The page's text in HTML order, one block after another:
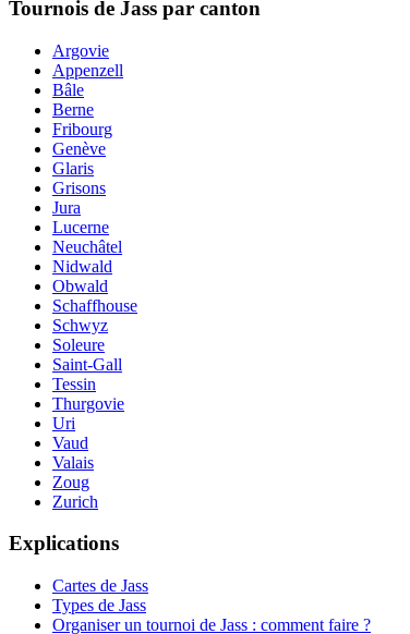
Tournois de Jass par canton
Argovie
Appenzell
Bâle
Berne
Fribourg
Genève
Glaris
Grisons
Jura
Lucerne
Neuchâtel
Nidwald
Obwald
Schaffhouse
Schwyz
Soleure
Saint-Gall
Tessin
Thurgovie
Uri
Vaud
Valais
Zoug
Zurich
Explications
Cartes de Jass
Types de Jass
Organiser un tournoi de Jass : comment faire ?